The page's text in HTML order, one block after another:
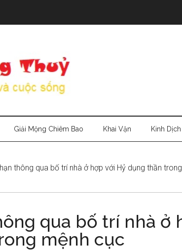
Giải Mộng Chiêm Bao Khai Vận Kinh Dịch
thông qua bố trí nhà ở hợp với Hỷ dụng thần
qua bố trí nhà ở
mệnh cục